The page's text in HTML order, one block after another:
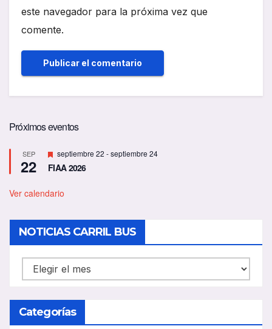
este navegador para la próxima vez que
comente.
Próximos eventos
SEP
22
D
e
s
a
d
o
septiembre 22 -septiembre 24
FIAA 2026
Ver calendario
NOTICIAS CARRIL BUS
NOTICIAS
CARRIL
BUS
Categorías